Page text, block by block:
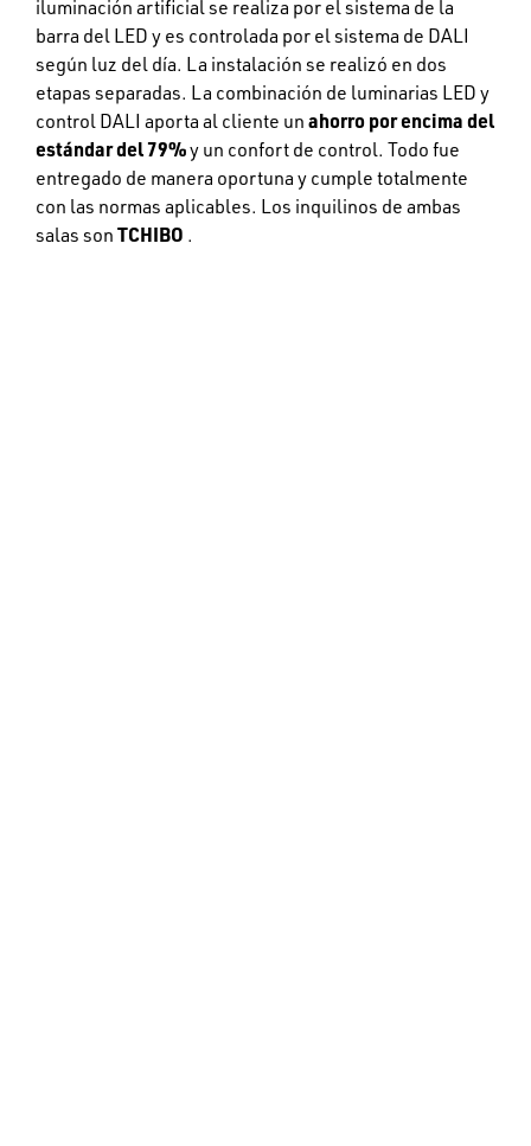
iluminación artificial se realiza por el sistema de la
barra del LED y es controlada por el sistema de DALI
según luz del día. La instalación se realizó en dos
etapas separadas. La combinación de luminarias LED y
control DALI aporta al cliente unahorro por encima del
estándar del 79%y un confort de control. Todo fue
entregado de manera oportuna y cumple totalmente
con las normas aplicables. Los inquilinos de ambas
salas sonTCHIBO .